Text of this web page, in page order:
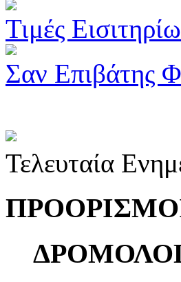
Τιμές
Σαν Επιβάτης
Τελευταία